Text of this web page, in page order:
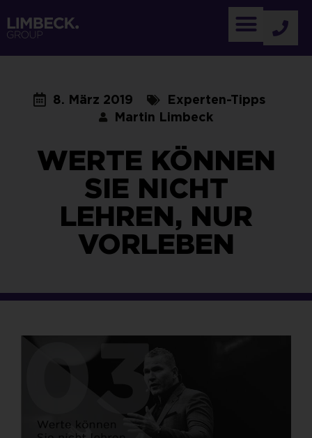
8. März 2019
Experten-Tipps
Martin Limbeck
WERTE KÖNNEN
SIE NICHT
LEHREN, NUR
VORLEBEN